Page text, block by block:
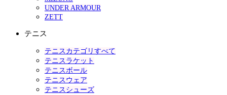
UNDER ARMOUR
ZETT
テニス
テニスカテゴリすべて
テニスラケット
テニスボール
テニスウェア
テニスシューズ